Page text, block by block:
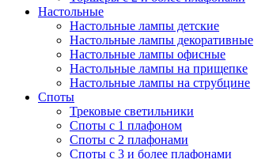
Настольные
Настольные лампы детские
Настольные лампы декоративные
Настольные лампы офисные
Настольные лампы на прищепке
Настольные лампы на струбцине
Споты
Трековые светильники
Споты с 1 плафоном
Споты с 2 плафонами
Споты с 3 и более плафонами